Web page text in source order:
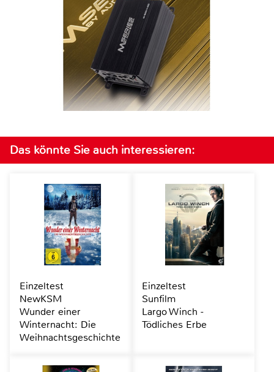
Das könnte Sie auch interessieren:
Einzeltest
NewKSM
Wunder einer
Winternacht: Die
Weihnachtsgeschichte
Einzeltest
Sunfilm
Largo Winch -
Tödliches Erbe